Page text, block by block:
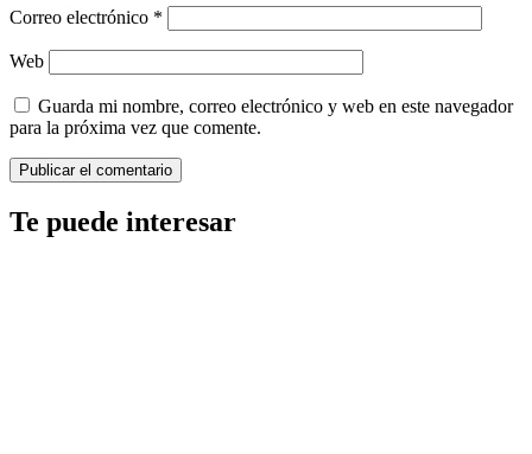
Correo electrónico *
Web
Guarda mi nombre, correo electrónico y web en este navegador
para la próxima vez que comente.
Te puede interesar